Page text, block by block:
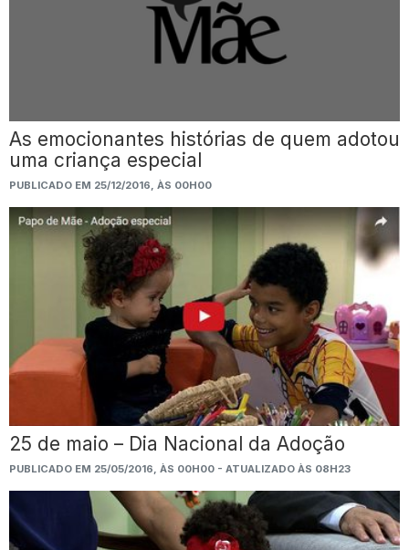
As emocionantes histórias de quem adotou
uma criança especial
PUBLICADO EM 25/12/2016, ÀS 00H00
25 de maio – Dia Nacional da Adoção
PUBLICADO EM 25/05/2016, ÀS 00H00 - ATUALIZADO ÀS 08H23